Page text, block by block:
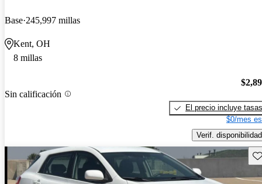
Base 245,997 millas
Kent, OH
8 millas
Sin calificación
El precio incluye tasas
$0/mes
Verif. disponibilidad